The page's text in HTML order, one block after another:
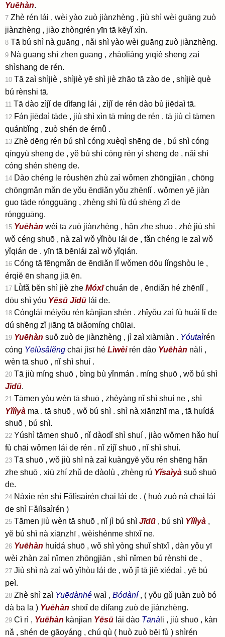
Yuēhàn.
7 Zhè rén lái , wèi yào zuò jiànzhèng , jiù shì wèi guāng zuò
jiànzhèng , jiào zhòngrén yīn tā kĕyǐ xìn.
8 Tā bú shì nà guāng , nǎi shì yào wèi guāng zuò jiànzhèng.
9 Nà guāng shì zhēn guāng , zhàoliàng yīqiè shēng zaì
shìshang de rén.
10 Tā zaì shìjiè , shìjiè yĕ shì jiè zhāo tā zào de , shìjiè què
bú rènshi tā.
11 Tā dào zìjǐ de dìfang lái , zìjǐ de rén dào bù jiēdaì tā.
12 Fán jiēdaì tāde , jiù shì xìn tā míng de rén , tā jiù cì tāmen
quánbǐng , zuò shén de érnǚ .
13 Zhè dĕng rén bú shì cóng xuèqì shēng de , bú shì cóng
qíngyù shēng de , yĕ bú shì cóng rén yì shēng de , nǎi shì
cóng shén shēng de.
14 Dào chéng le ròushēn zhù zaì wǒmen zhōngjiān , chōng
chōngmǎn mǎn de yǒu ēndiǎn yǒu zhēnlǐ . wǒmen yĕ jiàn
guo tāde róngguāng , zhèng shì fù dú shēng zǐ de
róngguāng.
15 Yuēhàn wèi tā zuò jiànzhèng , hǎn zhe shuō , zhè jiù shì
wǒ céng shuō , nà zaì wǒ yǐhòu lái de , fǎn chéng le zaì wǒ
yǐqián de . yīn tā bĕnlái zaì wǒ yǐqián.
16 Cóng tā fēngmǎn de ēndiǎn lǐ wǒmen dōu lǐngshòu le ,
érqiĕ ēn shang jiā ēn.
17 Lǜfǎ bĕn shì jiè zhe Móxīchuán de , ēndiǎn hé zhēnlǐ ,
dōu shì yóu Yēsū Jīdū lái de.
18 Cónglái méiyǒu rén kànjian shén . zhǐyǒu zaì fù huái lǐ de
dú shēng zǐ jiāng tā biǎomíng chūlai.
19 Yuēhàn suǒ zuò de jiànzhèng , jì zaì xiàmiàn . Yóutaìrén
cóng Yēlùsǎlĕng chāi jìsī hé Lìwèirén dào Yuēhàn nàli ,
wèn tā shuō , nǐ shì shuí .
20 Tā jiù míng shuō , bìng bù yǐnmán . míng shuō , wǒ bú shì
Jīdū.
21 Tāmen yòu wèn tā shuō , zhèyàng nǐ shì shuí ne , shì
Yǐlìyà ma . tā shuō , wǒ bú shì . shì nà xiānzhī ma , tā huídá
shuō , bú shì.
22 Yúshì tāmen shuō , nǐ dàodǐ shì shuí , jiào wǒmen hǎo huí
fù chāi wǒmen lái de rén . nǐ zìjǐ shuō , nǐ shì shuí.
23 Tā shuō , wǒ jiù shì nà zaì kuàngyĕ yǒu rén shēng hǎn
zhe shuō , xiū zhí zhǔ de dàolù , zhèng rú Yǐsaìyà suǒ shuō
de.
24 Nàxiē rén shì Fǎlìsaìrén chāi lái de . ( huò zuò nà chāi lái
de shì Fǎlìsaìrén )
25 Tāmen jiù wèn tā shuō , nǐ jì bú shì Jīdū , bú shì Yǐlìyà ,
yĕ bú shì nà xiānzhī , wèishénme shīxǐ ne.
26 Yuēhàn huídá shuō , wǒ shì yòng shuǐ shīxǐ , dàn yǒu yī
wèi zhàn zaì nǐmen zhōngjiān , shì nǐmen bú rènshi de ,
27 Jiù shì nà zaì wǒ yǐhòu lái de , wǒ jǐ tā jiĕ xiédaì , yĕ bú
peì.
28 Zhè shì zaì Yuēdànhé waì , Bódàní, ( yǒu gǔ juàn zuò bó
dà bā lā ) Yuēhàn shīxǐ de dìfang zuò de jiànzhèng.
29 Cì rì , Yuēhàn kànjian Yēsū lái dào Tānà li , jiù shuō , kàn
nǎ , shén de gāoyáng , chú qù ( huò zuò bēi fù ) shìrén